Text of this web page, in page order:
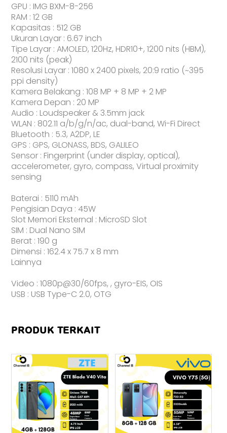
GPU : IMG BXM-8-256
RAM : 12 GB
Kapasitas : 512 GB
Ukuran Layar : 6.67 inch
Tipe Layar : AMOLED, 120Hz, HDR10+, 1200 nits (HBM),
2100 nits (peak)
Resolusi Layar : 1080 x 2400 pixels, 20:9 ratio (~395
ppi density)
Kamera Belakang : 108 MP + 8 MP + 2 MP
Kamera Depan : 20 MP
Audio : Loudspeaker & 3.5mm jack
WLAN : 802.11 a/b/g/n/ac, dual-band, Wi-Fi Direct
Bluetooth : 5.3, A2DP, LE
GPS : GPS, GLONASS, BDS, GALILEO
Sensor : Fingerprint (under display, optical),
accelerometer, gyro, compass, Virtual proximity
sensing
Baterai : 5110 mAh
Pengisian Daya : 45W
Slot Memori Eksternal : MicroSD Slot
SIM : Dual Nano SIM
Berat : 190 g
Dimensi : 162.4 x 75.7 x 8 mm
Lainnya
Video : 1080p@30/60fps, , gyro-EIS, OIS
USB : USB Type-C 2.0, OTG
PRODUK TERKAIT